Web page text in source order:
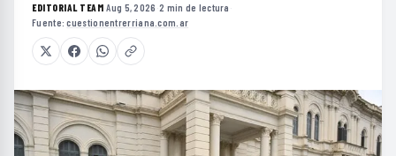
EDITORIAL TEAM·Aug 5, 2026 ·2 min de lectura ·
Fuente:cuestionentrerriana.com.ar